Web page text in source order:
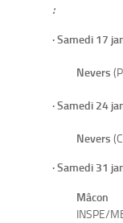
:
· Samedi 17
Nevers
· Samedi 24
Nevers
· Samedi 31
Mâcon
INSPE/